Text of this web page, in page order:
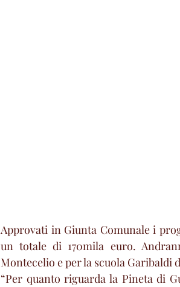
Approvati in Giunta Comunale i
un totale di 170mila euro.
Montecelio e per la scuola Garibaldi
“Per quanto riguarda la Pineta di